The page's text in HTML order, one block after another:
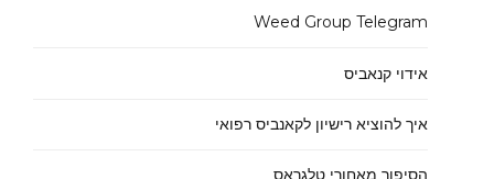
Weed Group Telegram
אידוי קנאביס
איך להוציא רישיון לקאנביס רפואי
הסיפור מאחורי טלגראס